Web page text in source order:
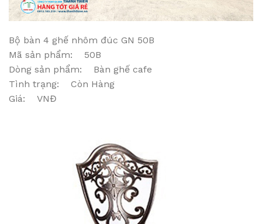
Bộ bàn 4 ghế nhôm đúc GN 50B
Mã sản phẩm: 50B
Dòng sản phẩm: Bàn ghế cafe
Tình trạng: Còn Hàng
Giá: VNĐ